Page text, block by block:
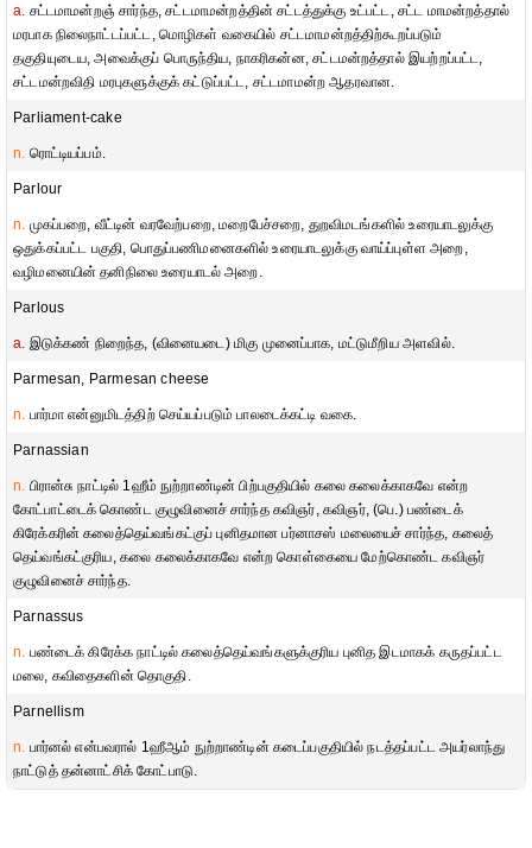
a. சட்டமாமன்றஞ் சார்ந்த, சட்டமாமன்றத்தின் சட்டத்துக்கு உட்பட்ட, சட்ட மாமன்றத்தால்
மரபாக நிலைநாட்டப்பட்ட, மொழிகள் வகையில் சட்டமாமன்றத்திற்கூறப்படும்
தகுதியுடைய, அவைக்குப் பொருந்திய, நாகரிகன்ன, சட்டமன்றத்தால் இயற்றப்பட்ட,
சட்டமன்றவிதி மரபுகளுக்குக் கட்டுப்பட்ட, சட்டமாமன்ற ஆதரவான.
Parliament-cake
n. ரொட்டியப்பம்.
Parlour
n. முகப்பறை, வீட்டின் வரவேற்பறை, மறைபேச்சறை, துறவிமடங்களில் உரையாடலுக்கு
ஒதுக்கப்பட்ட பகுதி, பொதுப்பணிமனைகளில் உரையாடலுக்கு வாய்ப்புள்ள அறை,
வழிமனையின் தனிநிலை உரையாடல் அறை.
Parlous
a. இடுக்கண் நிறைந்த, (வினையடை) மிகு முனைப்பாக, மட்டுமீறிய அளவில்.
Parmesan, Parmesan cheese
n. பார்மா என்னுமிடத்திற் செய்யப்படும் பாலடைக்கட்டி வகை.
Parnassian
n. பிரான்சு நாட்டில் 1ஹீம் நுற்றாண்டின் பிற்பகுதியில் கலை கலைக்காகவே என்ற
கோட்பாட்டைக் கொண்ட குழுவினைச் சார்ந்த கவிஞர், கவிஞர், (பெ.) பண்டைக்
கிரேக்கரின் கலைத்தெய்வங்கட்குப் புனிதமான பர்னாசஸ் மலையைச் சார்ந்த, கலைத்
தெய்வங்கட்குரிய, கலை கலைக்காகவே என்ற கொள்கையை மேற்கொண்ட கவிஞர்
குழுவினைச் சார்ந்த.
Parnassus
n. பண்டைக் கிரேக்க நாட்டில் கலைத்தெய்வங்களுக்குரிய புனித இடமாகக் கருதப்பட்ட
மலை, கவிதைகளின் தொகுதி.
Parnellism
n. பார்னல் என்பவரால் 1ஹீஆம் நுற்றாண்டின் கடைப்பகுதியில் நடத்தப்பட்ட அயர்லாந்து
நாட்டுத் தன்னாட்சிக் கோட்பாடு.